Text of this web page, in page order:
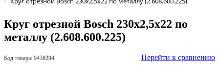
Круг отрезной Bosch 230х2,5х22 по
металлу (2.608.600.225)
Код товара: 9438294 Перейти к сравнению